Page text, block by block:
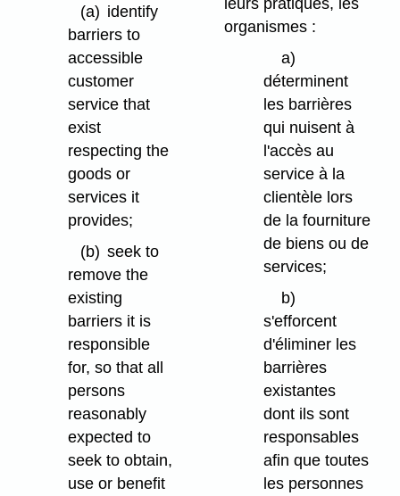
(a) identify
barriers to
accessible
customer
service that
exist
respecting the
goods or
services it
provides;
(b) seek to
remove the
existing
barriers it is
responsible
for, so that all
persons
reasonably
expected to
seek to obtain,
use or benefit
leurs pratiques, les
organismes :
a)
déterminent
les barrières
qui nuisent à
l'accès au
service à la
clientèle lors
de la fourniture
de biens ou de
services;
b)
s'efforcent
d'éliminer les
barrières
existantes
dont ils sont
responsables
afin que toutes
les personnes